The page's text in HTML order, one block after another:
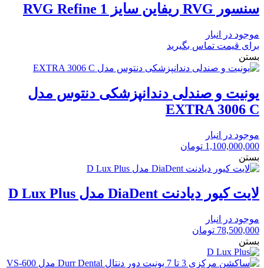
سنسور RVG ریفاین سایز 1 RVG Refine
موجود در انبار
برای قیمت تماس بگیرید
بستن
یونیت و صندلی دندانپزشکی دنتوس مدل
EXTRA 3006 C
موجود در انبار
1,100,000,000 تومان
بستن
لایت کیور دیادنت DiaDent مدل D Lux Plus
موجود در انبار
78,500,000 تومان
بستن